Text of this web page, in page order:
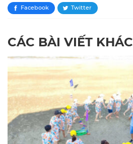
Facebook Twitter
CÁC BÀI VIẾT KHÁC